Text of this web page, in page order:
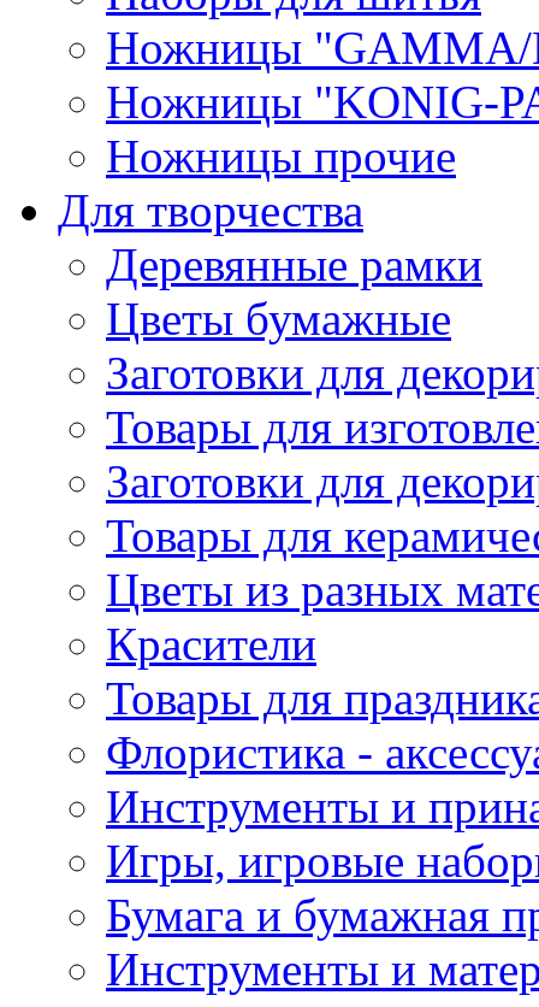
Ножницы "GAMMA/
Ножницы "KONIG-
Ножницы прочие
Для творчества
Деревянные рамки
Цветы бумажные
Заготовки для
Товары для
Заготовки для
Товары для
Цветы из разных
Красители
Товары для
Флористика -
Инструменты и
Игры, игровые
Бумага и бумажная
Инструменты и